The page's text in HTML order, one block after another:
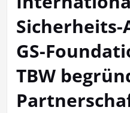
Sicherheits-
GS-
TBW